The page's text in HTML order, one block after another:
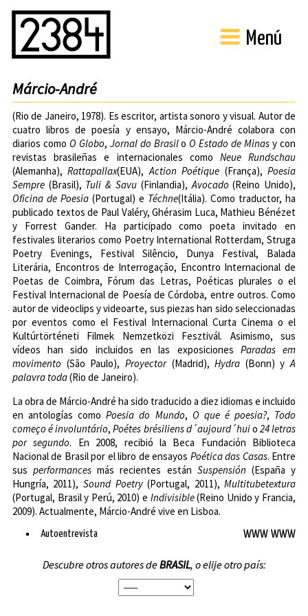
Menú
Márcio-André
(Rio de Janeiro, 1978). Es escritor, artista sonoro y visual. Autor de
cuatro libros de poesía y ensayo, Márcio-André colabora con
diarios como O Globo, Jornal do Brasilo O Estado de Minas y con
revistas brasileñas e internacionales como Neue Rundschau
(Alemanha),Rattapallax(EUA),Action Poétique (França),Poesia
Sempre(Brasil), Tuli & Savu (Finlandia),Avocado(Reino Unido),
Oficina de Poesia(Portugal) e Téchne(Itália). Como traductor, ha
publicado textos de Paul Valéry, Ghérasim Luca, Mathieu Bénézet
y Forrest Gander. Ha participado como poeta invitado en
festivales literarios como Poetry International Rotterdam, Struga
Poetry Evenings, Festival Silêncio, Dunya Festival, Balada
Literária, Encontros de Interrogação, Encontro Internacional de
Poetas de Coimbra, Fórum das Letras, Poéticas plurales o el
Festival Internacional de Poesía de Córdoba, entre outros. Como
autor de videoclips y videoarte, sus piezas han sido seleccionadas
por eventos como el Festival Internacional Curta Cinema o el
Kultúrtörténeti Filmek Nemzetközi Fesztivál. Asimismo, sus
vídeos han sido incluidos en las exposiciones Paradas em
movimento (São Paulo), Proyector (Madrid),Hydra (Bonn) yA
palavra toda(Rio de Janeiro).
La obra de Márcio-André ha sido traducido a diez idiomas e incluido
en antologías comoPoesia do Mundo, O que é poesia?, Todo
começo é involuntário,Poétes brésiliens d´aujourd´huio 24 letras
por segundo. En 2008, recibió la Beca Fundación Biblioteca
Nacional de Brasil por el libro de ensayos Poética das Casas. Entre
susperformancesmás recientes están Suspensión (España y
Hungría, 2011), Sound Poetry(Portugal, 2011),Multitubetextura
(Portugal, Brasil y Perú, 2010) e Indivisible(Reino Unido y Francia,
2009). Actualmente, Márcio-André vive en Lisboa.
Autoentrevista WWW
WWW
Descubre otros autores deBRASIL, o elije otro país: